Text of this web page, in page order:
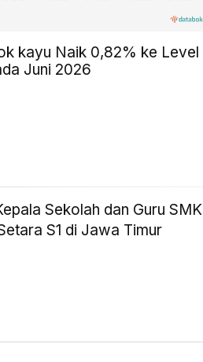
kayu Naik 0,82% ke Level
Juni 2026
Sekolah dan Guru SMK
S1 di Jawa Timur